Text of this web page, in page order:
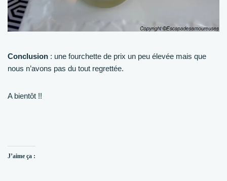
Conclusion : une fourchette de prix un peu élevée mais que
nous n’avons pas du tout regrettée.
A bientôt !!
J’aime ça :